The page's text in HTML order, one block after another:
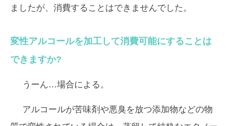
ましたが、消費することはできませんでした。
変性アルコールを加工して消費可能にすることは
できますか?
うーん…場合による。
アルコールが苦味剤や悪臭を放つ添加物などの物